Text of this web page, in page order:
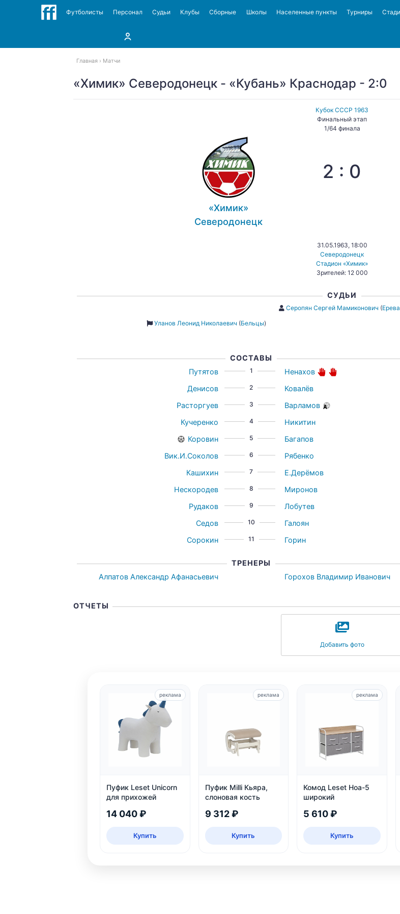
Футболисты Персонал Судьи Клубы Сборные Школы Населенные пункты Турниры
Главная Матчи
«Химик» Северодонецк - «Кубань» Краснодар - 2:0
Кубок СССР 1963
Финальный этап
1/64 финала
«Химик»
Северодонецк
2 : 0
31.05.1963, 18:00
Северодонецк
Стадион «Химик»
Зрителей: 12 000
СУДЬИ
Серопян Сергей Мамиконович (
Уланов Леонид Николаевич (Бельцы)
СОСТАВЫ
Путятов
1
Ненахов
Денисов
2
Ковалёв
Расторгуев
3
Варламов
Кучеренко
4
Никитин
Коровин
5
Багапов
Вик.И.Соколов
6
Рябенко
Кашихин
7
Е.Дерёмов
Нескородев
8
Миронов
Рудаков
9
Лобутев
Седов
10
Галоян
Сорокин
11 Горин
ТРЕНЕРЫ
Алпатов Александр Афанасьевич
Горохов Владимир Иванович
ОТЧЕТЫ
Добавить фото
Пуфик Leset Unicorn
для прихожей
14 040 ₽
Купить
реклама
Пуфик Milli Кьяра,
слоновая кость
9 312 ₽
Купить
реклама
Комод Leset Ноа-5
широкий
5 610 ₽
Купить
реклама